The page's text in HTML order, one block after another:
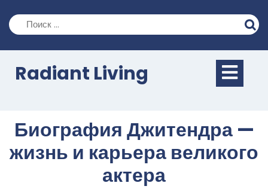
содержимому
Radiant Living
Биография Джитендра —
жизнь и карьера великого
актера